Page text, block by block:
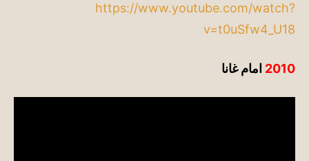
https://www.youtube.com/watch?
v=t0uSfw4_U18
2010 امام غانا